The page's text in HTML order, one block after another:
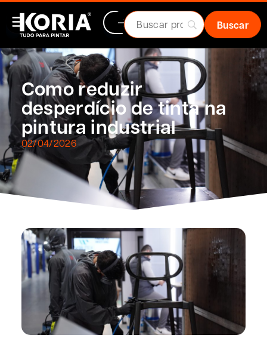
Como reduzir
desperdício de tinta na
pintura industrial
02/04/2026